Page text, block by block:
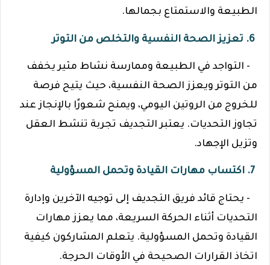
الطبيعة والاستمتاع بجمالها.
- التواجد في الطبيعة وممارسة نشاط مثير يخفف
من التوتر ويعزز الصحة النفسية، حيث يتيح فرصة
للخروج من الروتين اليومي، ويمنح شعورًا بالإنجاز عند
تجاوز التحديات. يعتبر التجديف تجربة تنشط العقل
وتزيل الإجهاد.
- يحتاج قائد فريق التجديف إلى توجيه الآخرين وإدارة
التحديات أثناء الحركة السريعة، مما يعزز مهارات
القيادة وتحمل المسؤولية. يتعلم المشاركون كيفية
اتخاذ القرارات الصحيحة في الأوقات الحرجة.